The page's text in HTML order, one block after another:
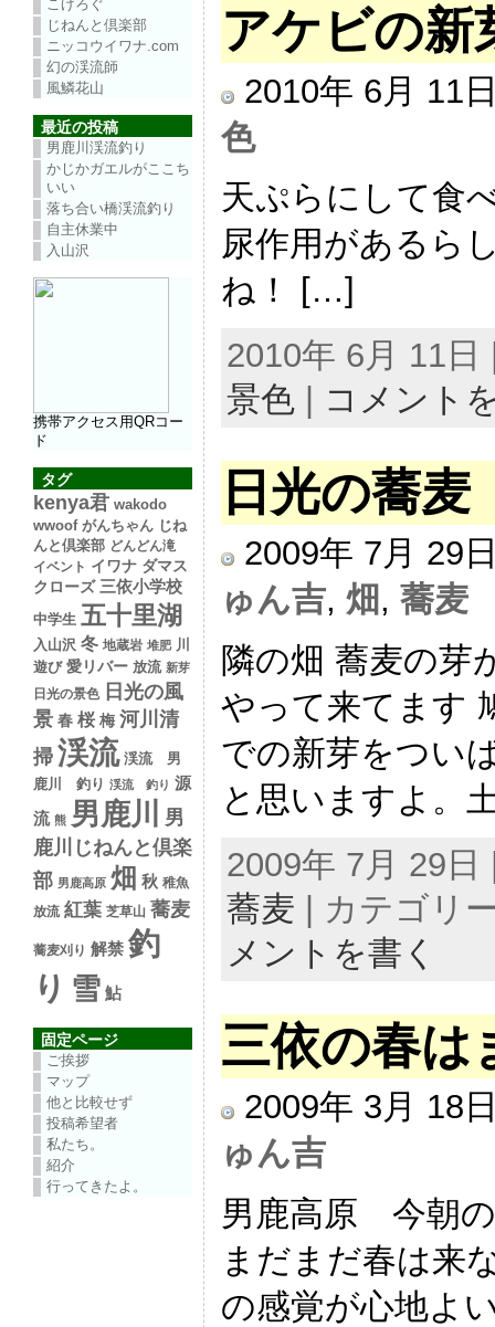
こげろぐ
じねんと倶楽部
ニッコウイワナ.com
幻の渓流師
風鱗花山
最近の投稿
男鹿川渓流釣り
かじかガエルがここち
いい
落ち合い橋渓流釣り
自主休業中
入山沢
携帯アクセス用QRコー
ド
タグ
kenya君 wakodo
wwoof がんちゃん じね
んと倶楽部 どんどん滝
イベント イワナ ダマス
クローズ 三依小学校
中学生 五十里湖
入山沢 冬 地蔵岩 堆肥 川
遊び 愛リバー 放流 新芽
日光の景色
日光の風
景 春 桜 梅 河川清
掃渓流 渓流 男
鹿川 釣り 渓流 釣り 源
流 熊 男鹿川
男
鹿川じねんと倶楽
部 男鹿高原 畑 秋 稚魚
放流 紅葉 芝草山 蕎麦
蕎麦刈り 解禁 釣
り 雪 鮎
固定ページ
ご挨拶
マップ
他と比較せず
投稿希望者
私たち。
紹介
行ってきたよ。
アケビの新
2010年 6月 11
色
天ぷらにして食
尿作用があるら
ね！ […]
2010年 6月 11
景色
コメント
日光の蕎
2009年 7月 29
ゅん吉, 畑 , 蕎麦
隣の畑 蕎麦の芽
やって来てます
での新芽をつい
と思いますよ。
2009年 7月 29
蕎麦 | カテゴリ
メントを書く
三依の春は
2009年 3月 18
ゅん吉
男鹿高原 今朝
まだまだ春は来
の感覚が心地よ